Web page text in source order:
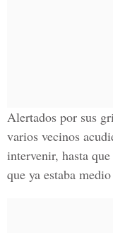
Alertados por sus
varios vecinos
intervenir, hasta
que ya estaba